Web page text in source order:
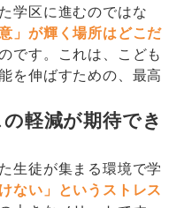
学区に進むのではな
」が輝く場所はどこだ
です。これは、こども
を伸ばすための、最高
軽減が期待でき
生徒が集まる環境で学
ない」というストレス